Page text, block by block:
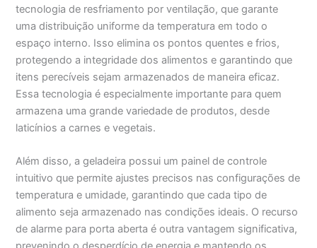
tecnologia de resfriamento por ventilação, que garante
uma distribuição uniforme da temperatura em todo o
espaço interno. Isso elimina os pontos quentes e frios,
protegendo a integridade dos alimentos e garantindo que
itens perecíveis sejam armazenados de maneira eficaz.
Essa tecnologia é especialmente importante para quem
armazena uma grande variedade de produtos, desde
laticínios a carnes e vegetais.
Além disso, a geladeira possui um painel de controle
intuitivo que permite ajustes precisos nas configurações de
temperatura e umidade, garantindo que cada tipo de
alimento seja armazenado nas condições ideais. O recurso
de alarme para porta aberta é outra vantagem significativa,